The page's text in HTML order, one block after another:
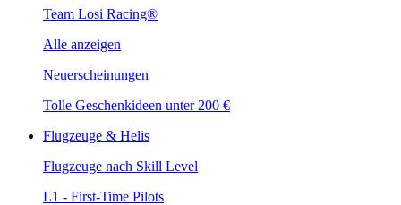
Team Losi Racing®
Alle anzeigen
Neuerscheinungen
Tolle Geschenkideen unter 200 €
Flugzeuge & Helis
Flugzeuge nach Skill Level
L1 - First-Time Pilots